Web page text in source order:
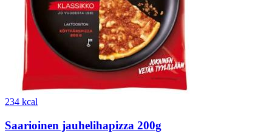
234 kcal
Saarioinen jauhelihapizza 200g